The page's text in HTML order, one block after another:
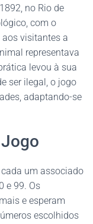
no Rio de
com o
visitantes a
representava
levou à sua
ser ilegal, o jogo
adaptando-se
um associado
e 99. Os
e esperam
escolhidos